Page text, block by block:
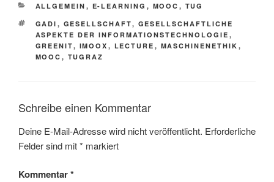
KATEGORIEN
ALLGEMEIN , E-LEARNING , MOOC , TUG
SCHLAGWÖRTER
GADI , GESELLSCHAFT, GESELLSCHAFTLICHE
ASPEKTE DER INFORMATIONSTECHNOLOGIE ,
GREENIT, IMOOX , LECTURE , MASCHINENETHIK ,
MOOC , TUGRAZ
Schreibe einen Kommentar
Deine E-Mail-Adresse wird nicht veröffentlicht. Erforderliche
Felder sind mit* markiert
Kommentar*